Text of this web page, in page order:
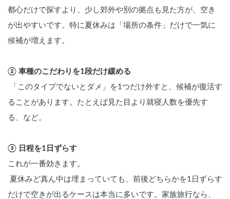
都心だけで探すより、少し郊外や別の拠点も見た方が、空き
が出やすいです。特に夏休みは「場所の条件」だけで一気に
候補が増えます。
② 車種のこだわりを1段だけ緩める
ることがあります。たとえば見た目より就寝人数を優先す
る、など。
③ 日程を1日ずらす
これが一番効きます。
だけで空きが出るケースは本当に多いです。家族旅行なら、